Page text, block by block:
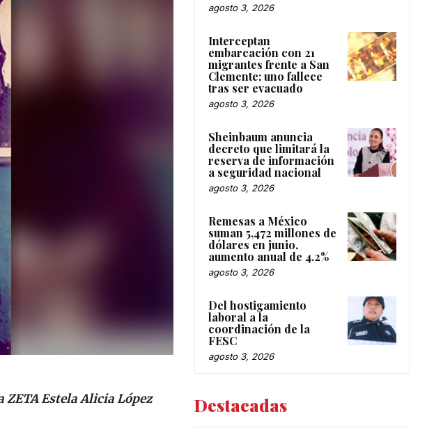
ZETA Estela Alicia López
agosto 3, 2026
Interceptan
embarcación con 21
migrantes frente a San
Clemente; uno fallece
tras ser evacuado
agosto 3, 2026
Sheinbaum anuncia
decreto que limitará la
reserva de información
a seguridad nacional
agosto 3, 2026
Remesas a México
suman 5,472 millones de
dólares en junio,
aumento anual de 4.2%
agosto 3, 2026
Del hostigamiento
laboral a la
coordinación de la
FESC
agosto 3, 2026
Destacadas